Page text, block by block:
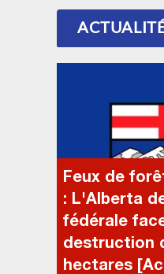
Feux de
: L'Alberta
fédérale
destruction
hectares